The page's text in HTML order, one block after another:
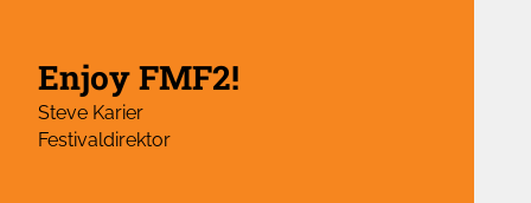
Enjoy FMF2!
Steve Karier
Festivaldirektor